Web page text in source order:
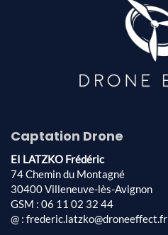
Captation Drone
EI LATZKO Frédéric
74 Chemin du Montagné
30400 Villeneuve-lès-Avignon
GSM : 06 11 02 32 44
@ : frederic.latzko@droneeffect.fr